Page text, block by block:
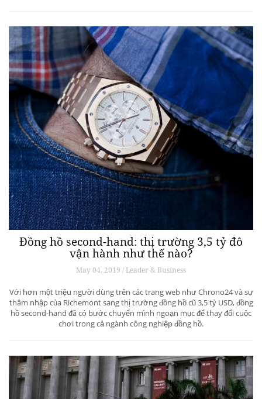
Đồng hồ second-hand: thị trường 3,5 tỷ đô
vận hành như thế nào?
May 04, 2019 / Leader & Business
Với hơn một triệu người dùng trên các trang web như Chrono24 và sự
thâm nhập của Richemont sang thị trường đồng hồ cũ 3,5 tỷ USD, đồng
hồ second-hand đã có bước chuyển mình ngoạn mục để thay đổi cuộc
chơi trong cả ngành công nghiệp đồng hồ.